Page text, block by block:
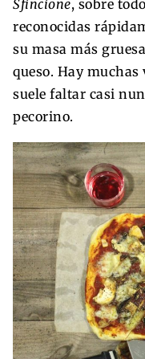
Sfincione, sobre
reconocidas
su masa más
queso. Hay muchas
suele faltar casi
pecorino.